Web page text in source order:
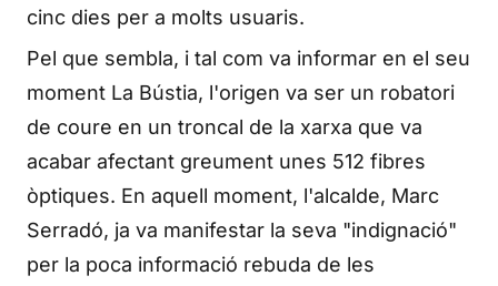
cinc dies per a molts usuaris.
Pel que sembla, i tal com va informar en el seu
moment La Bústia, l'origen va ser un robatori
de coure en un troncal de la xarxa que va
acabar afectant greument unes 512 fibres
òptiques. En aquell moment, l'alcalde, Marc
Serradó, ja va manifestar la seva "indignació"
per la poca informació rebuda de les